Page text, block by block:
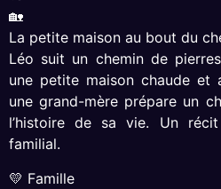
🏡
La petite maison au bout du
Léo suit un chemin de
une petite maison chaude et
une grand-mère prépare un
l’histoire de sa vie. Un récit
familial.
💛 Famille